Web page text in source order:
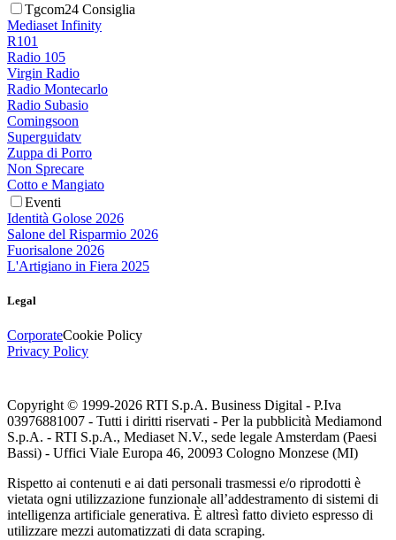
Tgcom24 Consiglia
Mediaset Infinity
R101
Radio 105
Virgin Radio
Radio Montecarlo
Radio Subasio
Comingsoon
Superguidatv
Zuppa di Porro
Non Sprecare
Cotto e Mangiato
Eventi
Identità Golose 2026
Salone del Risparmio 2026
Fuorisalone 2026
L'Artigiano in Fiera 2025
Legal
CorporateCookie Policy
Privacy Policy
Copyright © 1999-2026 RTI S.p.A. Business Digital - P.Iva
03976881007 - Tutti i diritti riservati - Per la pubblicità Mediamond
S.p.A. - RTI S.p.A., Mediaset N.V., sede legale Amsterdam (Paesi
Bassi) - Uffici Viale Europa 46, 20093 Cologno Monzese (MI)
Rispetto ai contenuti e ai dati personali trasmessi e/o riprodotti è
vietata ogni utilizzazione funzionale all’addestramento di sistemi di
intelligenza artificiale generativa. È altresì fatto divieto espresso di
utilizzare mezzi automatizzati di data scraping.